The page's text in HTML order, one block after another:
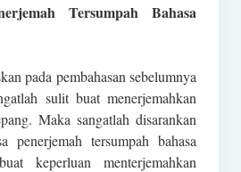
Tersumpah Bahasa
pada pembahasan sebelumnya
sulit buat menerjemahkan
Maka sangatlah disarankan
penerjemah tersumpah bahasa
keperluan menterjemahkan